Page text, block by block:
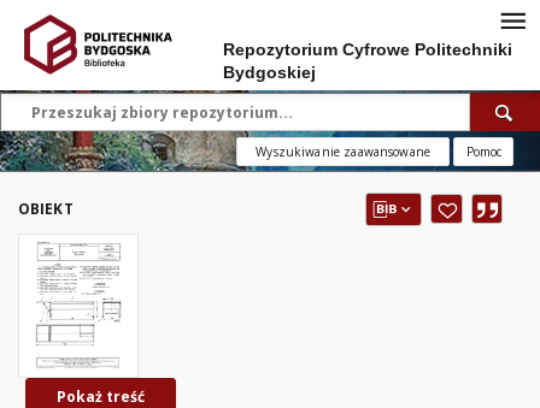
Repozytorium Cyfrowe Politechniki
Bydgoskiej
Wyszukiwanie zaawansowane Pomoc
OBIEKT
Pokaż treść